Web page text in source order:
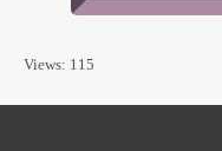
Views: 115